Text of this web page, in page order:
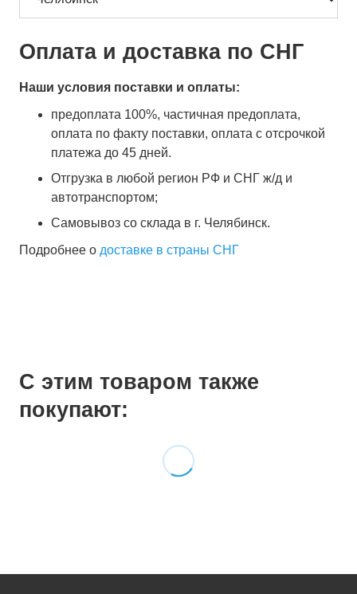
Оплата и доставка по СНГ
Наши условия поставки и оплаты:
предоплата 100%, частичная предоплата,
оплата по факту поставки, оплата с отсрочкой
платежа до 45 дней.
Отгрузка в любой регион РФ и СНГ ж/д и
автотранспортом;
Самовывоз со склада в г. Челябинск.
Подробнее о доставке в страны СНГ
С этим товаром также
покупают: